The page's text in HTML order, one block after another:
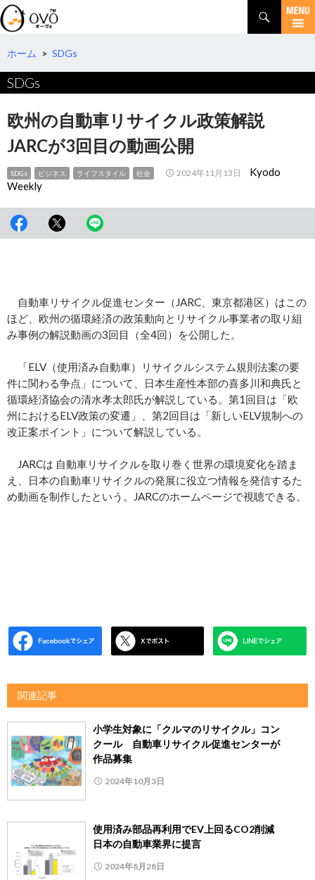
検
索
コ
テ
ツ
へ
移
動
ホーム > SDGs
SDGs
欧州の自動車リサイクル政策解説
JARCが3回目の動画公開
SDGs ビジネス ライフスタイル 社会 2024年11月13日
Kyodo
Weekly
自動車リサイクル促進センター（JARC、東京都港区）はこの
ほど、欧州の循環経済の政策動向とリサイクル事業者の取り組
み事例の解説動画の3回目（全4回）を公開した。
「ELV（使用済み自動車）リサイクルシステム規則法案の要
件に関わる争点」について、日本生産性本部の喜多川和典氏と
循環経済協会の清水孝太郎氏が解説している。第1回目は「欧
州におけるELV政策の変遷」、第2回目は「新しいELV規制への
改正案ポイント」について解説している。
JARCは 自動車リサイクルを取り巻く世界の環境変化を踏ま
え、日本の自動車リサイクルの発展に役立つ情報を発信するた
め動画を制作したという。JARCのホームページで視聴できる。
関連記事
小学生対象に「クルマのリサイクル」コン
クール 自動車リサイクル促進センターが
作品募集
2024年10月3日
使用済み部品再利用でEV上回るCO2削減
日本の自動車業界に提言
2024年8月28日